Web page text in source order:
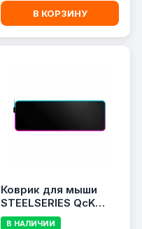
В КОРЗИНУ
Коврик для мыши
STEELSERIES QcK
PRISM XL
В НАЛИЧИИ